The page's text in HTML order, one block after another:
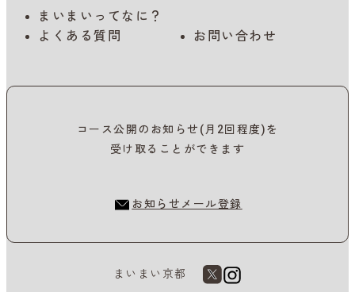
まいまいってなに？
よくある質問
お問い合わせ
コース公開のお知らせ(月2回程度)を
受け取ることができます
お知らせメール登録
まいまい京都